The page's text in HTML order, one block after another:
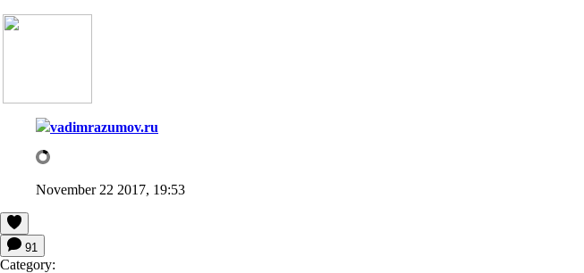
vadimrazumov.ru
November 22 2017, 19:53
91
Category: